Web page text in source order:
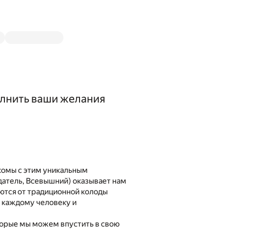
ваши желания
с этим уникальным
Всевышний) оказывает нам
от традиционной колоды
каждому человеку и
мы можем впустить в свою